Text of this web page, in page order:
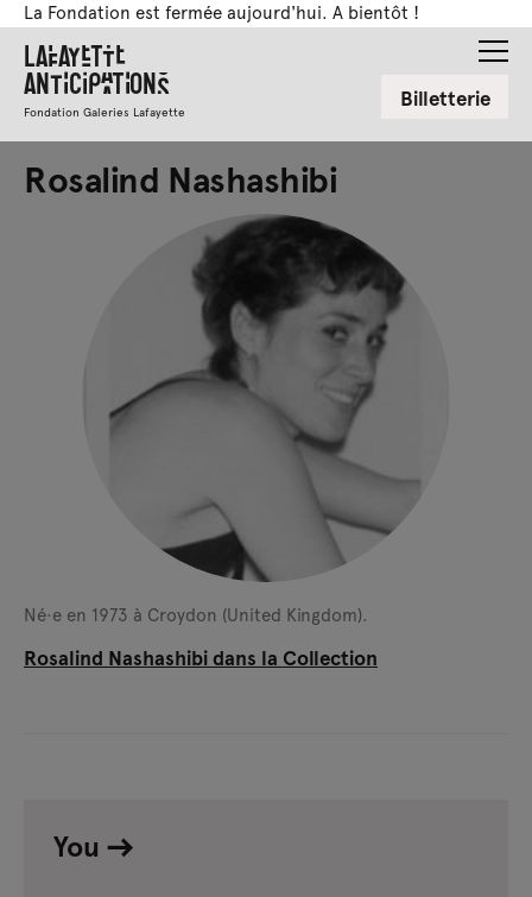
La Fondation est fermée aujourd'hui. A bientôt !
Lafayette
Anticipations
Fondation Galeries Lafayette Billetterie
Rosalind Nashashibi
Né·e en 1973 à Croydon (United Kingdom).
Rosalind Nashashibi dans la Collection
You